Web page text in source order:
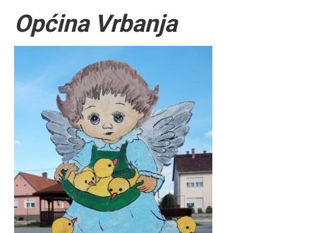
Općina Vrbanja